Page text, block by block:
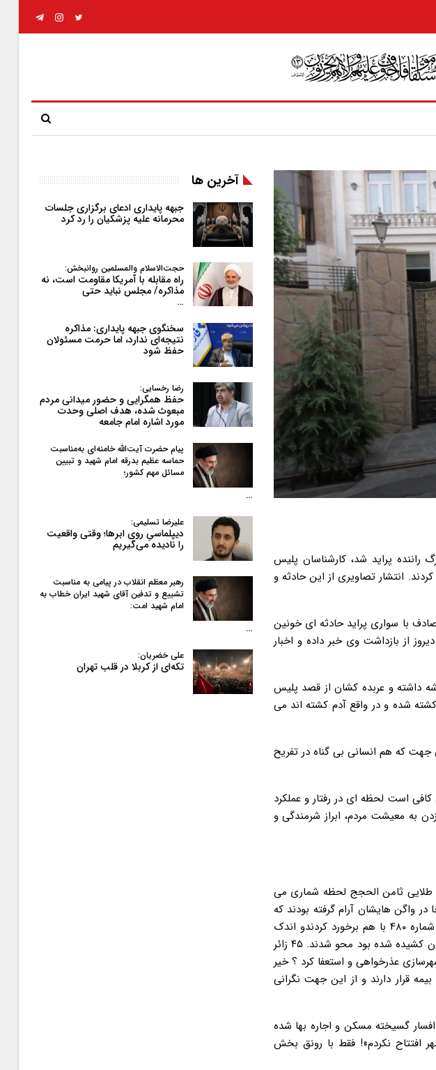
مرگ راننده پراید شد، کارشناسان پلیس
انتشار تصاویری از این حادثه و
با سواری پراید حادثه ای خونین
از بازداشت وی خبر داده و اخبار
داشته و عربده کشان از قصد پلیس
کشته شده و در واقع آدم کشته اند می
آن جهت که هم انسانی بی گناه در تفریح
است لحظه ای در رفتار و عملکرد
به معیشت مردم، ابراز شرمندگی و
طلایی ثامن الحجج لحظه شماری می
واگن هایشان آرام گرفته بودند که
در ایستگاه هفت خان سمنان، قطار مسافربری سمنان- مشهد به شماره ۳۲۴ و قطار مسافربری تبریز -مشهد به شماره ۴۸۰ با هم برخورد کردندو اندک
زمانی نگذشت که تمام رویاهای شیرین و معنوی این مسافران در میان شعله های آتش که زبانه هایش به آسمان کشیده شده بود محو شدند. ۴۵ زائر
عذرخواهی و استعفا کرد ؟ خیر
قرار دارند و از این جهت نگرانی
گسیخته مسکن و اجاره بها شده
نکردم»! فقط با رونق بخش
آخرین ها
جبهه پایداری ادعای برگزاری جلسات
محرمانه علیه پزشکیان را رد کرد
حجت‌الاسلام والمسلمین روانبخش:
راه مقابله با آمریکا مقاومت است، نه
مذاکره/ مجلس نباید حتی
…
سخنگوی جبهه پایداری: مذاکره
نتیجه‌ای ندارد، اما حرمت مسئولان
حفظ شود
رضا رخسایی:
حفظ همگرایی و حضور میدانی مردم
مبعوث شده، هدف اصلی وحدت
مورد اشاره امام جامعه
پیام حضرت آیت‌الله خامنه‌ای به‌مناسبت
حماسه عظیم بدرقه امام شهید و تبیین
مسائل مهم کشور؛
…
علیرضا تسلیمی:
دیپلماسیِ روی ابرها؛ وقتی واقعیت
را نادیده می‌گیریم
رهبر معظم انقلاب در پیامی به‌ مناسبت
تشییع و تدفین آقای شهید ایران خطاب به
امام شهید امت:
…
علی خضریان:
تکه‌ای از کربلا در قلب تهران